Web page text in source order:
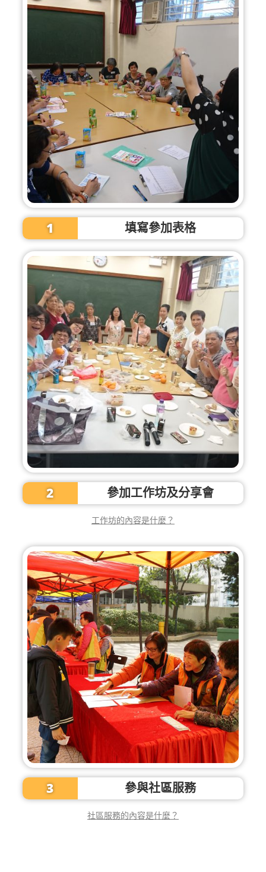
1 填寫參加表格
2 參加工作坊及分享會
工作坊的內容是什麼？
3 參與社區服務
社區服務的內容是什麼？